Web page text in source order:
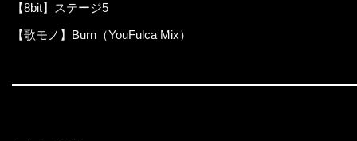
【8bit】ステージ5
【歌モノ】Burn（YouFulca Mix）